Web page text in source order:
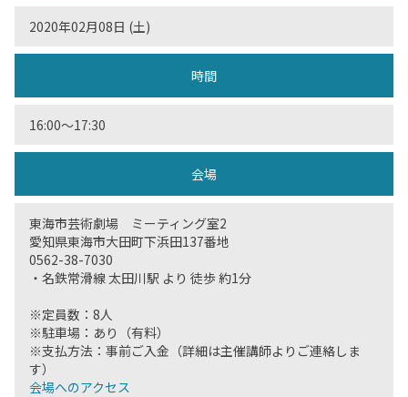
2020年02月08日 (土)
時間
16:00〜17:30
会場
東海市芸術劇場 ミーティング室2
愛知県東海市大田町下浜田137番地
0562-38-7030
・名鉄常滑線 太田川駅 より 徒歩 約1分
※定員数：8人
※駐車場：あり（有料）
※支払方法：事前ご入金（詳細は主催講師よりご連絡しま
す）
会場へのアクセス